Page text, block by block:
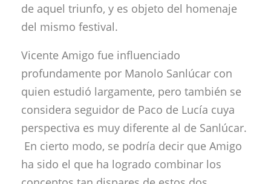
de aquel triunfo, y es objeto del homenaje
del mismo festival.
Vicente Amigo fue influenciado
profundamente por Manolo Sanlúcar con
quien estudió largamente, pero también se
considera seguidor de Paco de Lucía cuya
perspectiva es muy diferente al de Sanlúcar.
En cierto modo, se podría decir que Amigo
ha sido el que ha logrado combinar los